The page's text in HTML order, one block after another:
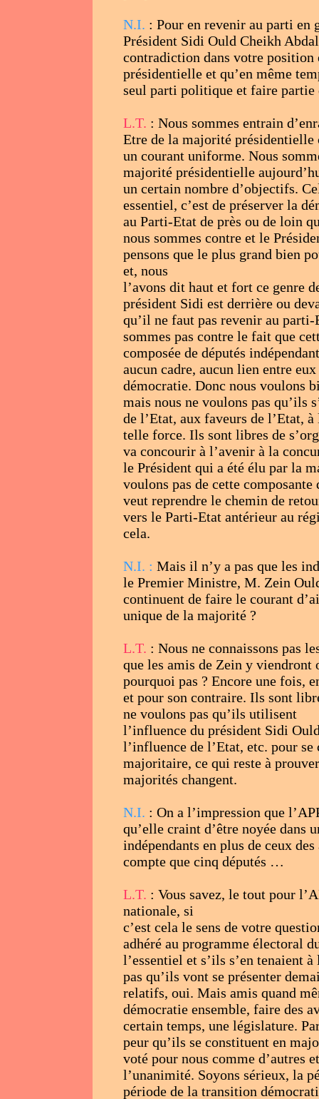
N.I. : Pour en revenir au parti en
Président Sidi Ould Cheikh
contradiction dans votre position
présidentielle et qu’en même
seul parti politique et faire partie
L.T. : Nous sommes entrain
Etre de la majorité présidentielle
un courant uniforme. Nous
majorité présidentielle
un certain nombre d’objectifs.
essentiel, c’est de préserver la
au Parti-Etat de près ou de loin
nous sommes contre et le
pensons que le plus grand bien
et, nous
l’avons dit haut et fort ce genre
président Sidi est derrière ou
qu’il ne faut pas revenir au parti-
sommes pas contre le fait que
composée de députés
aucun cadre, aucun lien entre
démocratie. Donc nous voulons
mais nous ne voulons pas qu’ils
de l’Etat, aux faveurs de l’Etat,
telle force. Ils sont libres de
va concourir à l’avenir à la
le Président qui a été élu par la
voulons pas de cette
veut reprendre le chemin de
vers le Parti-Etat antérieur au
cela.
N.I. : Mais il n’y a pas que les
le Premier Ministre, M. Zein
continuent de faire le courant
unique de la majorité ?
L.T. : Nous ne connaissons pas
que les amis de Zein y viendront
pourquoi pas ? Encore une fois,
et pour son contraire. Ils sont
ne voulons pas qu’ils utilisent
l’influence du président Sidi
l’influence de l’Etat, etc. pour
majoritaire, ce qui reste à
majorités changent.
N.I. : On a l’impression que
qu’elle craint d’être noyée dans
indépendants en plus de ceux
compte que cinq députés …
L.T. : Vous savez, le tout pour
nationale, si
c’est cela le sens de votre
adhéré au programme électoral
l’essentiel et s’ils s’en tenaient
pas qu’ils vont se présenter
relatifs, oui. Mais amis quand
démocratie ensemble, faire des
certain temps, une législature.
peur qu’ils se constituent en
voté pour nous comme d’autres
l’unanimité. Soyons sérieux, la
période de la transition